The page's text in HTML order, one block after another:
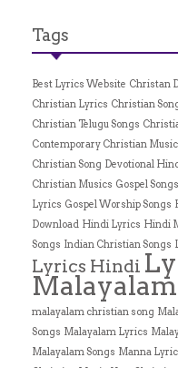
Tags
Best Lyrics Website Christan
Christian Lyrics Christian
Christian Telugu Songs
Contemporary Christian Music
Christian Song Devotional
Christian Musics Gospel Songs
Lyrics Gospel Worship Songs
Download Hindi Lyrics Hindi
Songs Indian Christian Songs
Lyrics Hindi
Malayalam
malayalam christian song
Songs Malayalam Lyrics
Malayalam Songs Manna